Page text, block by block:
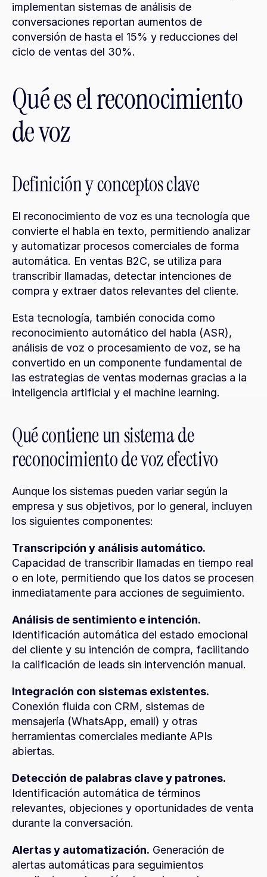
implementan sistemas de análisis de
conversaciones reportan aumentos de
conversión de hasta el 15% y reducciones del
ciclo de ventas del 30%.
Qué es el reconocimiento
de voz
Definición y conceptos clave
El reconocimiento de voz es una tecnología que
convierte el habla en texto, permitiendo analizar
y automatizar procesos comerciales de forma
automática. En ventas B2C, se utiliza para
transcribir llamadas, detectar intenciones de
compra y extraer datos relevantes del cliente.
Esta tecnología, también conocida como
reconocimiento automático del habla (ASR),
análisis de voz o procesamiento de voz, se ha
convertido en un componente fundamental de
las estrategias de ventas modernas gracias a la
inteligencia artificial y el machine learning.
Qué contiene un sistema de
reconocimiento de voz efectivo
Aunque los sistemas pueden variar según la
empresa y sus objetivos, por lo general, incluyen
los siguientes componentes:
Transcripción y análisis automático.
Capacidad de transcribir llamadas en tiempo real
o en lote, permitiendo que los datos se procesen
inmediatamente para acciones de seguimiento.
Análisis de sentimiento e intención.
Identificación automática del estado emocional
del cliente y su intención de compra, facilitando
la calificación de leads sin intervención manual.
Integración con sistemas existentes.
Conexión fluida con CRM, sistemas de
mensajería (WhatsApp, email) y otras
herramientas comerciales mediante APIs
abiertas.
Detección de palabras clave y patrones.
Identificación automática de términos
relevantes, objeciones y oportunidades de venta
durante la conversación.
Alertas y automatización. Generación de
alertas automáticas para seguimientos